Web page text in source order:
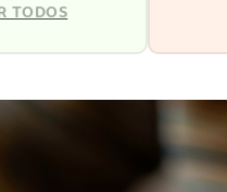
TODOS